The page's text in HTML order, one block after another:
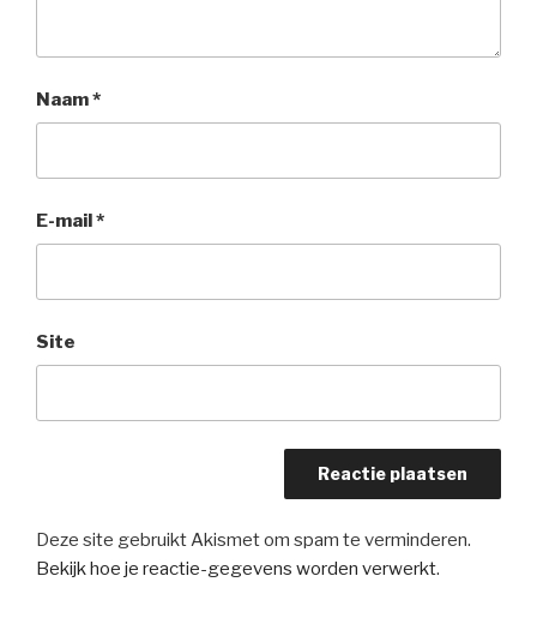
Naam*
E-mail*
Site
Deze site gebruikt Akismet om spam te verminderen.
Bekijk hoe je reactie-gegevens worden verwerkt.